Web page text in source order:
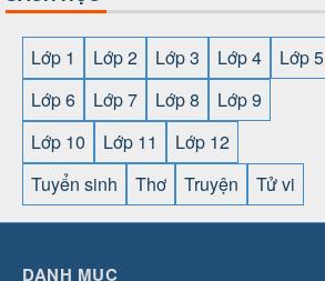
Lớp 1 Lớp 2 Lớp 3 Lớp 4
Lớp 5
Lớp 6
Lớp 7 Lớp 8
Lớp 9
Lớp 10
Lớp 11
Lớp 12
Tuyển sinh
Thơ Truyện Tử vi
DANH MỤC